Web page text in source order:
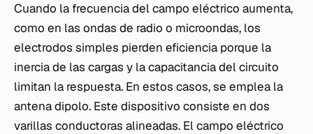
Cuando la frecuencia del campo eléctrico aumenta,
como en las ondas de radio o microondas, los
electrodos simples pierden eficiencia porque la
inercia de las cargas y la capacitancia del circuito
limitan la respuesta. En estos casos, se emplea la
antena dipolo. Este dispositivo consiste en dos
varillas conductoras alineadas. El campo eléctrico